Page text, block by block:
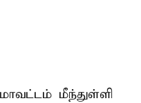
மீந்துள்ளி